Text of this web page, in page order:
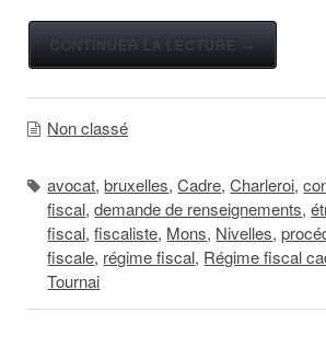
CONTINUER LA LECTURE →
Non classé
avocat,bruxelles,Cadre,Charleroi,
fiscal,demande de renseignements,
fiscal,fiscaliste, Mons, Nivelles,
fiscale, régime fiscal, Régime fiscal
Tournai